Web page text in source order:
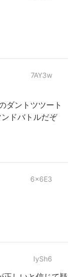
7AY3w
ダントツツート
ドバトルだぞ
6x6E3
IySh6